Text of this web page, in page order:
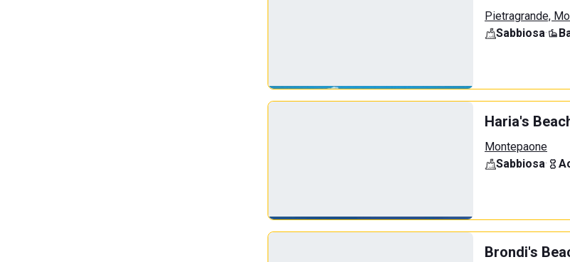
Pietragrande,
Sabbiosa·
Haria's
Montepaone
Sabbiosa·
Brondi's